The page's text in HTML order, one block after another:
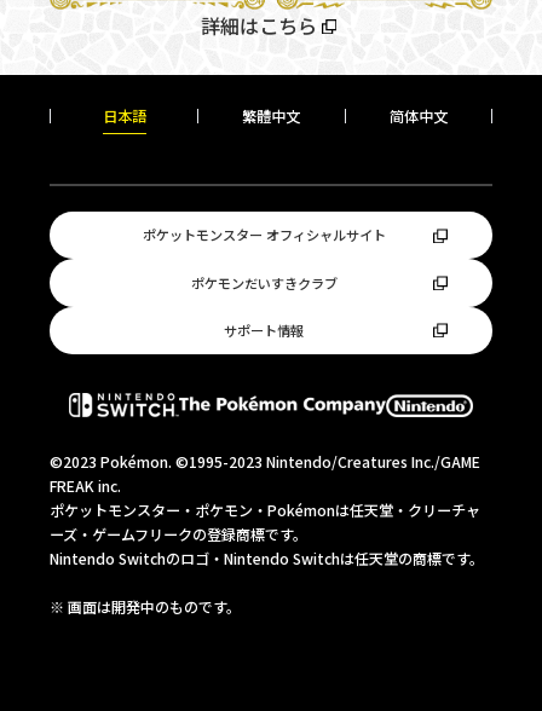
詳細はこちら
日本語 繁體中文 简体中文
ポケットモンスター オフィシャルサイト
ポケモンだいすきクラブ
サポート情報
©2023 Pokémon. ©1995-2023 Nintendo/Creatures Inc./GAME
FREAK inc.
ポケットモンスター・ポケモン・Pokémonは任天堂・クリーチャ
ーズ・ゲームフリークの登録商標です。
Nintendo Switchのロゴ・Nintendo Switchは任天堂の商標です。
※ 画⾯は開発中のものです。